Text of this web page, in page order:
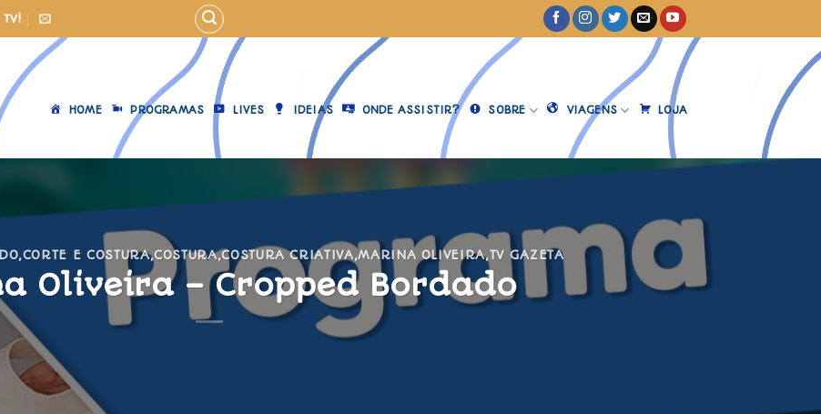
HOME PROGRAMAS LIVES IDEIAS ONDE ASSISTIR? SOBRE VIAGENS LOJA
,CORTE E COSTURA,COSTURA,COSTURA CRIATIVA,MARINA OLIVEIRA,TV GAZETA
Oliveira – Cropped Bordado